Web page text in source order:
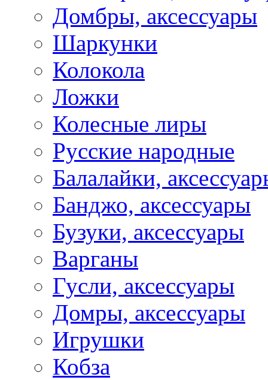
Домбры, аксессуары
Шаркунки
Колокола
Ложки
Колесные лиры
Русские народные
Балалайки,
Банджо, аксессуары
Бузуки, аксессуары
Варганы
Гусли, аксессуары
Домры, аксессуары
Игрушки
Кобза